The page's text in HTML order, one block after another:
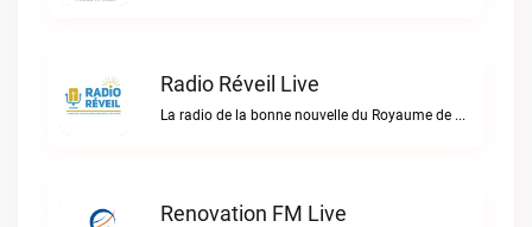
Radio Réveil Live
La radio de la bonne nouvelle du Royaume de DIEU en Haïti.Radio Réveil live
Renovation FM Live